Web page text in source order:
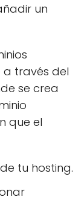
un
través del
se crea
que el
tu hosting.